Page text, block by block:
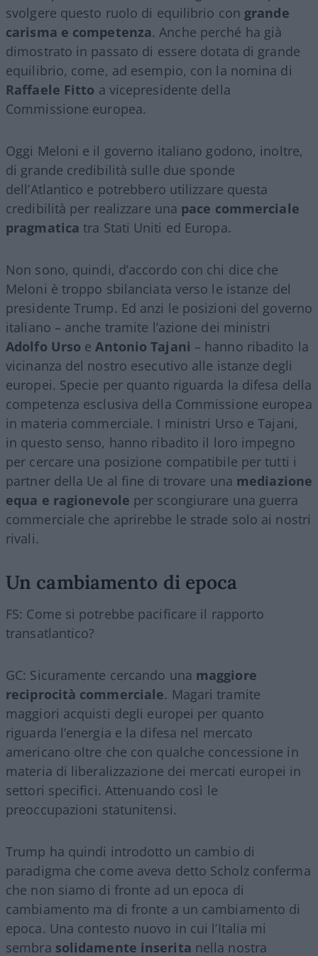
svolgere questo ruolo di equilibrio con grande
carisma e competenza. Anche perché ha già
dimostrato in passato di essere dotata di grande
equilibrio, come, ad esempio, con la nomina di
Raffaele Fitto a vicepresidente della
Commissione europea.
Oggi Meloni e il governo italiano godono, inoltre,
di grande credibilità sulle due sponde
dell’Atlantico e potrebbero utilizzare questa
credibilità per realizzare una pace commerciale
pragmatica tra Stati Uniti ed Europa.
Non sono, quindi, d’accordo con chi dice che
Meloni è troppo sbilanciata verso le istanze del
presidente Trump. Ed anzi le posizioni del governo
italiano – anche tramite l’azione dei ministri
Adolfo Urso eAntonio Tajani – hanno ribadito la
vicinanza del nostro esecutivo alle istanze degli
europei. Specie per quanto riguarda la difesa della
competenza esclusiva della Commissione europea
in materia commerciale. I ministri Urso e Tajani,
in questo senso, hanno ribadito il loro impegno
per cercare una posizione compatibile per tutti i
partner della Ue al fine di trovare una mediazione
equa e ragionevole per scongiurare una guerra
commerciale che aprirebbe le strade solo ai nostri
rivali.
Un cambiamento di epoca
FS: Come si potrebbe pacificare il rapporto
transatlantico?
GC: Sicuramente cercando una maggiore
reciprocità commerciale. Magari tramite
maggiori acquisti degli europei per quanto
riguarda l’energia e la difesa nel mercato
americano oltre che con qualche concessione in
materia di liberalizzazione dei mercati europei in
settori specifici. Attenuando così le
preoccupazioni statunitensi.
Trump ha quindi introdotto un cambio di
paradigma che come aveva detto Scholz conferma
che non siamo di fronte ad un epoca di
cambiamento ma di fronte a un cambiamento di
epoca. Una contesto nuovo in cui l’Italia mi
sembra solidamente inserita nella nostra